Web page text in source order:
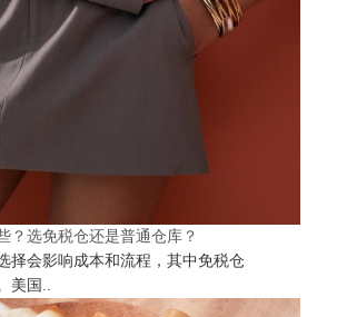
？选免税仓还是普通仓库？
择会影响成本和流程，其中免税仓
美国..